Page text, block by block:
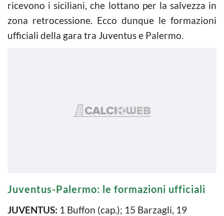
ricevono i siciliani, che lottano per la salvezza in
zona retrocessione. Ecco dunque le formazioni
ufficiali della gara tra Juventus e Palermo.
Juventus-Palermo: le formazioni ufficiali
JUVENTUS: 1 Buffon (cap.); 15 Barzagli, 19